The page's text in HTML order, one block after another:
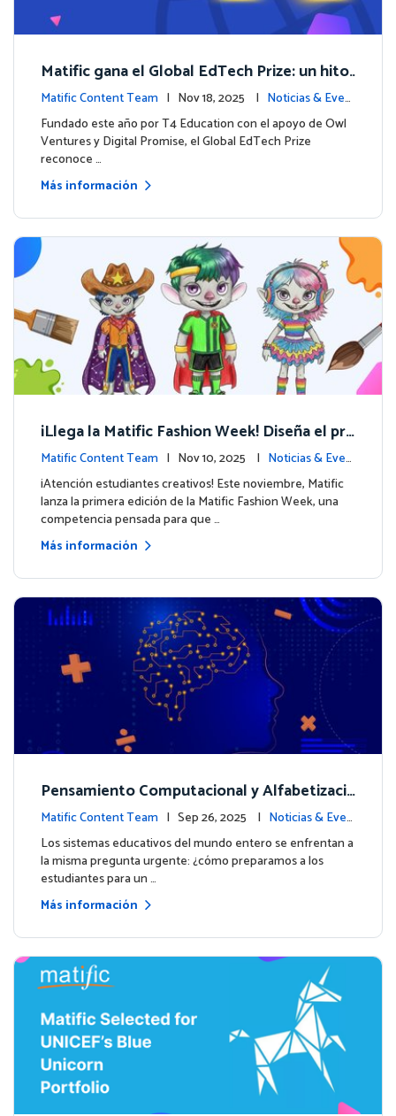
Matific gana el Global EdTech Prize: un hito
para la educación digital en matemáticas
Matific Content Team | Nov 18, 2025 | Noticias & Even
tos
Fundado este año por T4 Education con el apoyo de Owl
Ventures y Digital Promise, el Global EdTech Prize
reconoce …
Más información
¡Llega la Matific Fashion Week! Diseña el pró
ximo look de nuestros personajes
Matific Content Team | Nov 10, 2025 | Noticias & Even
tos
¡Atención estudiantes creativos! Este noviembre, Matific
lanza la primera edición de la Matific Fashion Week, una
competencia pensada para que …
Más información
Pensamiento Computacional y Alfabetizaci
ón en Datos: Por qué las Matemáticas debe
n liderar el camino
Matific Content Team | Sep 26, 2025 | Noticias & Even
tos
Los sistemas educativos del mundo entero se enfrentan a
la misma pregunta urgente: ¿cómo preparamos a los
estudiantes para un …
Más información